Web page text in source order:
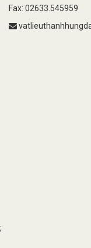
Fax: 02633.545959
;